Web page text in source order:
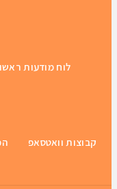
לוח מודעות
קבוצות וואטסאפ